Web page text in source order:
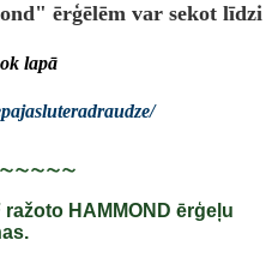
ērģēlēm var sekot līdzi
lapā
HAMMOND ērģeļu